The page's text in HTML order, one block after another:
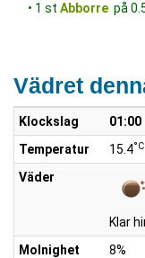
• 1 st Abborre på
Vädret
Klockslag 01:00
Temperatur
15.4°C
Väder
Klar
Molnighet
8%